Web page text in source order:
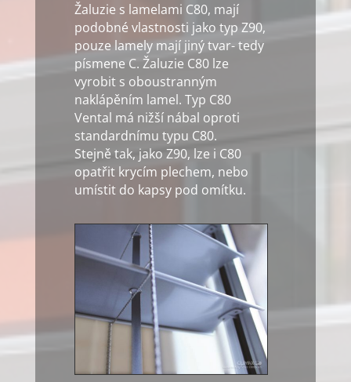
Žaluzie s lamelami C80, mají
podobné vlastnosti jako typ Z90,
pouze lamely mají jiný tvar- tedy
písmene C. Žaluzie C80 lze
vyrobit s oboustranným
naklápěním lamel. Typ C80
Vental má nižší nábal oproti
standardnímu typu C80.
Stejně tak, jako Z90, lze i C80
opatřit krycím plechem, nebo
umístit do kapsy pod omítku.